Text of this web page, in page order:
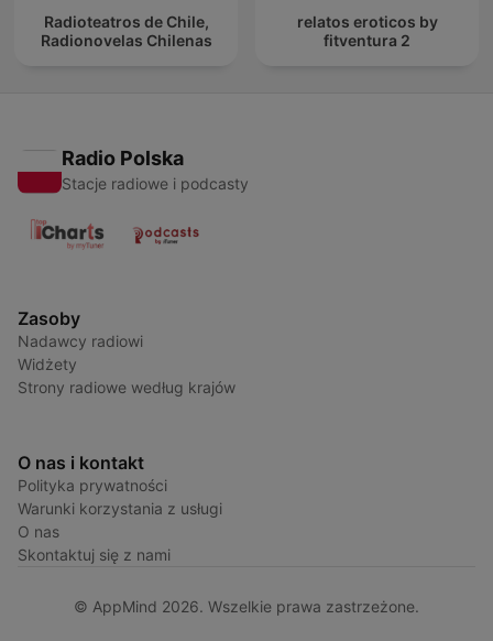
Radioteatros de Chile,
Radionovelas Chilenas
relatos eroticos by
fitventura 2
Radio Polska
Stacje radiowe i podcasty
Zasoby
Nadawcy radiowi
Widżety
Strony radiowe według krajów
O nas i kontakt
Polityka prywatności
Warunki korzystania z usługi
O nas
Skontaktuj się z nami
© AppMind 2026. Wszelkie prawa zastrzeżone.